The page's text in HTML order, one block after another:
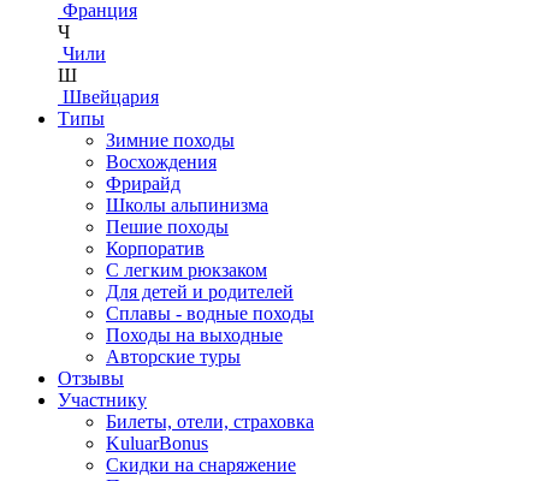
Франция
Ч
Чили
Ш
Швейцария
Типы
Зимние походы
Восхождения
Фрирайд
Школы альпинизма
Пешие походы
Корпоратив
С легким рюкзаком
Для детей и родителей
Сплавы - водные походы
Походы на выходные
Авторские туры
Отзывы
Участнику
Билеты, отели, страховка
KuluarBonus
Скидки на снаряжение